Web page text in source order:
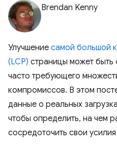
Brendan Kenny
Улучшение самой большой
(LCP) страницы может быть
часто требующего
компромиссов. В этом
данные о реальных
чтобы определить, на чем
сосредоточить свои